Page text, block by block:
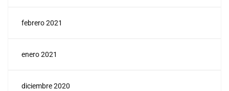
febrero 2021
enero 2021
diciembre 2020